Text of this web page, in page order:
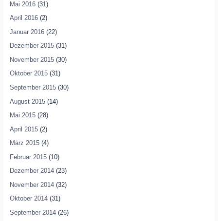
Mai 2016(31)
April 2016(2)
Januar 2016(22)
Dezember 2015(31)
November 2015(30)
Oktober 2015(31)
September 2015(30)
August 2015(14)
Mai 2015(28)
April 2015(2)
März 2015(4)
Februar 2015(10)
Dezember 2014(23)
November 2014(32)
Oktober 2014(31)
September 2014(26)